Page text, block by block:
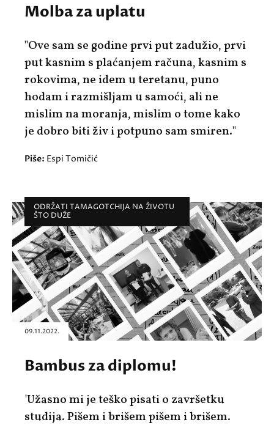
Molba za uplatu
"Ove sam se godine prvi put zadužio, prvi
put kasnim s plaćanjem računa, kasnim s
rokovima, ne idem u teretanu, puno
hodam i razmišljam u samoći, ali ne
mislim na moranja, mislim o tome kako
je dobro biti živ i potpuno sam smiren."
Piše: Espi Tomičić
ODRŽATI TAMAGOTCHIJA NA ŽIVOTU
ŠTO DUŽE
09.11.2022.
Bambus za diplomu!
'Užasno mi je teško pisati o završetku
studija. Pišem i brišem pišem i brišem.